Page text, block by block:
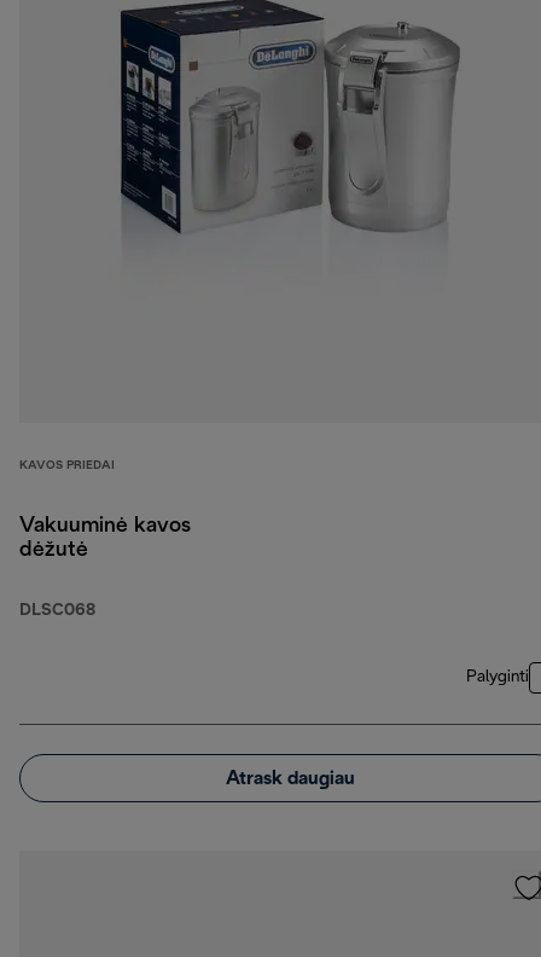
KAVOS PRIEDAI
Vakuuminė kavos
dėžutė
DLSC068
Palyginti
Atrask daugiau